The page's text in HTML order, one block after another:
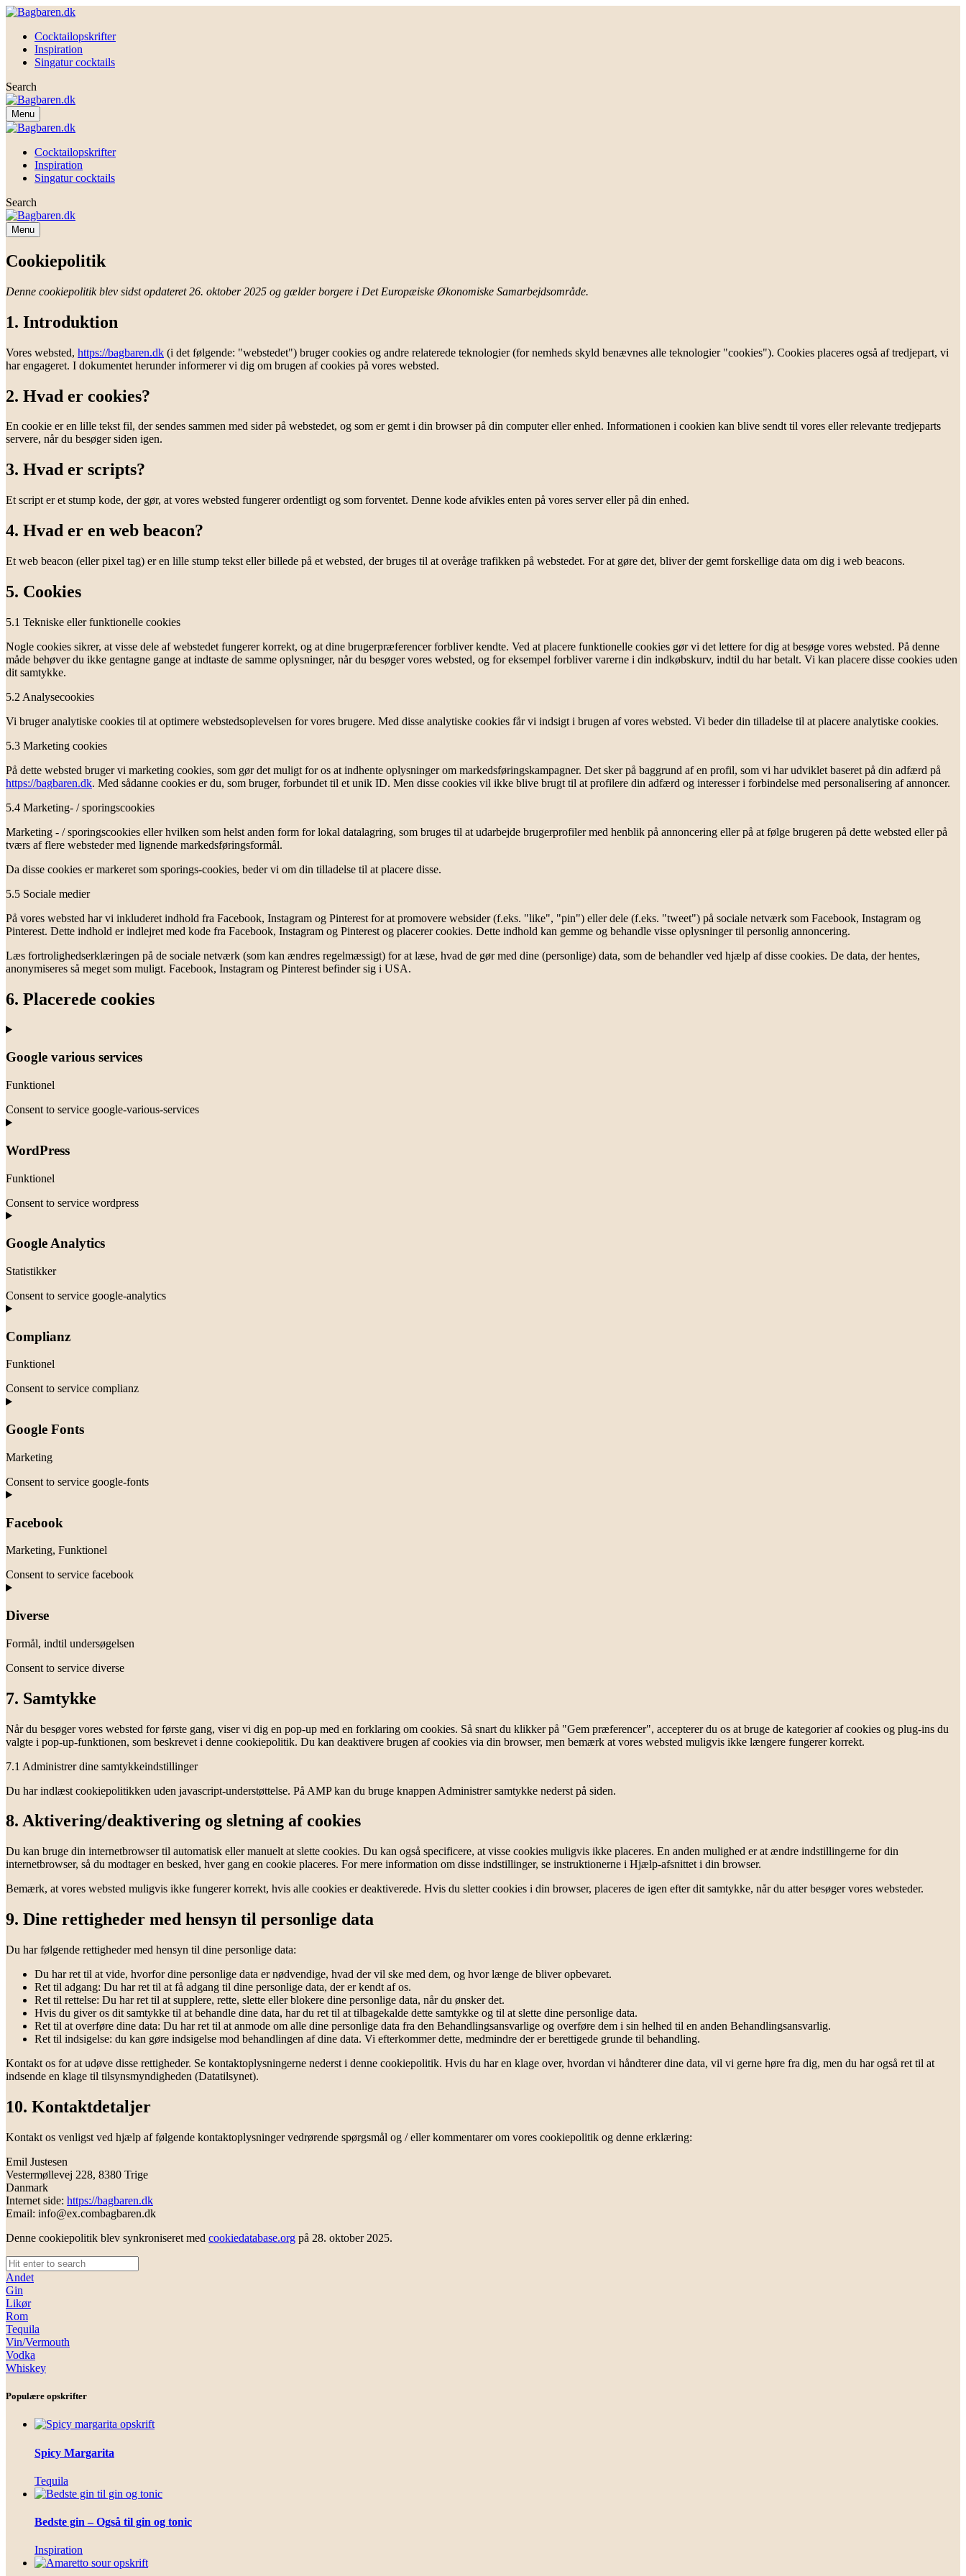
Cocktailopskrifter
Inspiration
Singatur cocktails
Search
Menu
Cocktailopskrifter
Inspiration
Singatur cocktails
Search
Menu
Cookiepolitik
Denne cookiepolitik blev sidst opdateret 26. oktober 2025 og gælder borgere i Det Europæiske Økonomiske Samarbejdsområde.
1. Introduktion
Vores websted, https://bagbaren.dk (i det følgende: "webstedet") bruger cookies og andre relaterede teknologier (for nemheds skyld benævnes alle teknologier "cookies"). Cookies placeres også af tredjepart, vi
har engageret. I dokumentet herunder informerer vi dig om brugen af ​​cookies på vores websted.
2. Hvad er cookies?
En cookie er en lille tekst fil, der sendes sammen med sider på webstedet, og som er gemt i din browser på din computer eller enhed. Informationen i cookien kan blive sendt til vores eller relevante tredjeparts
servere, når du besøger siden igen.
3. Hvad er scripts?
Et script er et stump kode, der gør, at vores websted fungerer ordentligt og som forventet. Denne kode afvikles enten på vores server eller på din enhed.
4. Hvad er en web beacon?
Et web beacon (eller pixel tag) er en lille stump tekst eller billede på et websted, der bruges til at overåge trafikken på webstedet. For at gøre det, bliver der gemt forskellige data om dig i web beacons.
5. Cookies
5.1 Tekniske eller funktionelle cookies
Nogle cookies sikrer, at visse dele af webstedet fungerer korrekt, og at dine brugerpræferencer forbliver kendte. Ved at placere funktionelle cookies gør vi det lettere for dig at besøge vores websted. På denne
måde behøver du ikke gentagne gange at indtaste de samme oplysninger, når du besøger vores websted, og for eksempel forbliver varerne i din indkøbskurv, indtil du har betalt. Vi kan placere disse cookies uden
dit samtykke.
5.2 Analysecookies
Vi bruger analytiske cookies til at optimere webstedsoplevelsen for vores brugere. Med disse analytiske cookies får vi indsigt i brugen af ​​vores websted. Vi beder din tilladelse til at placere analytiske cookies.
5.3 Marketing cookies
På dette websted bruger vi marketing cookies, som gør det muligt for os at indhente oplysninger om markedsføringskampagner. Det sker på baggrund af en profil, som vi har udviklet baseret på din adfærd på
https://bagbaren.dk. Med sådanne cookies er du, som bruger, forbundet til et unik ID. Men disse cookies vil ikke blive brugt til at profilere din adfærd og interesser i forbindelse med personalisering af annoncer.
5.4 Marketing- / sporingscookies
Marketing - / sporingscookies eller hvilken som helst anden form for lokal datalagring, som bruges til at udarbejde brugerprofiler med henblik på annoncering eller på at følge brugeren på dette websted eller på
tværs af flere websteder med lignende markedsføringsformål.
Da disse cookies er markeret som sporings-cookies, beder vi om din tilladelse til at placere disse.
5.5 Sociale medier
På vores websted har vi inkluderet indhold fra Facebook, Instagram og Pinterest for at promovere websider (f.eks. "like", "pin") eller dele (f.eks. "tweet") på sociale netværk som Facebook, Instagram og
Pinterest. Dette indhold er indlejret med kode fra Facebook, Instagram og Pinterest og placerer cookies. Dette indhold kan gemme og behandle visse oplysninger til personlig annoncering.
Læs fortrolighedserklæringen på de sociale netværk (som kan ændres regelmæssigt) for at læse, hvad de gør med dine (personlige) data, som de behandler ved hjælp af disse cookies. De data, der hentes,
anonymiseres så meget som muligt. Facebook, Instagram og Pinterest befinder sig i USA.
6. Placerede cookies
Google various services
Funktionel
Consent to service google-various-services
WordPress
Funktionel
Consent to service wordpress
Google Analytics
Statistikker
Consent to service google-analytics
Complianz
Funktionel
Consent to service complianz
Google Fonts
Marketing
Consent to service google-fonts
Facebook
Marketing, Funktionel
Consent to service facebook
Diverse
Formål, indtil undersøgelsen
Consent to service diverse
7. Samtykke
Når du besøger vores websted for første gang, viser vi dig en pop-up med en forklaring om cookies. Så snart du klikker på "Gem præferencer", accepterer du os at bruge de kategorier af cookies og plug-ins du
valgte i pop-up-funktionen, som beskrevet i denne cookiepolitik. Du kan deaktivere brugen af ​​cookies via din browser, men bemærk at vores websted muligvis ikke længere fungerer korrekt.
7.1 Administrer dine samtykkeindstillinger
Du har indlæst cookiepolitikken uden javascript-understøttelse. På AMP kan du bruge knappen Administrer samtykke nederst på siden.
8. Aktivering/deaktivering og sletning af cookies
Du kan bruge din internetbrowser til automatisk eller manuelt at slette cookies. Du kan også specificere, at visse cookies muligvis ikke placeres. En anden mulighed er at ændre indstillingerne for din
internetbrowser, så du modtager en besked, hver gang en cookie placeres. For mere information om disse indstillinger, se instruktionerne i Hjælp-afsnittet i din browser.
Bemærk, at vores websted muligvis ikke fungerer korrekt, hvis alle cookies er deaktiverede. Hvis du sletter cookies i din browser, placeres de igen efter dit samtykke, når du atter besøger vores websteder.
9. Dine rettigheder med hensyn til personlige data
Du har følgende rettigheder med hensyn til dine personlige data:
Du har ret til at vide, hvorfor dine personlige data er nødvendige, hvad der vil ske med dem, og hvor længe de bliver opbevaret.
Ret til adgang: Du har ret til at få adgang til dine personlige data, der er kendt af os.
Ret til rettelse: Du har ret til at supplere, rette, slette eller blokere dine personlige data, når du ønsker det.
Hvis du giver os dit samtykke til at behandle dine data, har du ret til at tilbagekalde dette samtykke og til at slette dine personlige data.
Ret til at overføre dine data: Du har ret til at anmode om alle dine personlige data fra den Behandlingsansvarlige og overføre dem i sin helhed til en anden Behandlingsansvarlig.
Ret til indsigelse: du kan gøre indsigelse mod behandlingen af ​​dine data. Vi efterkommer dette, medmindre der er berettigede grunde til behandling.
Kontakt os for at udøve disse rettigheder. Se kontaktoplysningerne nederst i denne cookiepolitik. Hvis du har en klage over, hvordan vi håndterer dine data, vil vi gerne høre fra dig, men du har også ret til at
indsende en klage til tilsynsmyndigheden (Datatilsynet).
10. Kontaktdetaljer
Kontakt os venligst ved hjælp af følgende kontaktoplysninger vedrørende spørgsmål og / eller kommentarer om vores cookiepolitik og denne erklæring:
Emil Justesen
Vestermøllevej 228, 8380 Trige
Danmark
Internet side: https://bagbaren.dk
Email: info@ex.combagbaren.dk
Denne cookiepolitik blev synkroniseret med cookiedatabase.org på 28. oktober 2025.
Andet
Gin
Likør
Rom
Tequila
Vin/Vermouth
Vodka
Whiskey
Populære opskrifter
Spicy Margarita
Tequila
Bedste gin – Også til gin og tonic
Inspiration